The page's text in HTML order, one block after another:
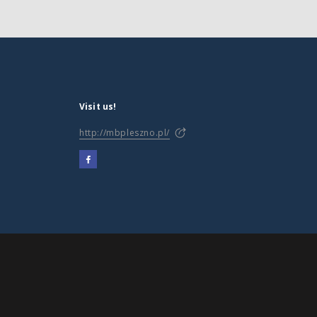
Visit us!
http://mbpleszno.pl/